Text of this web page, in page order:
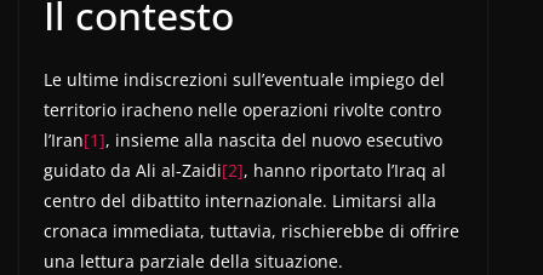
Il contesto
Le ultime indiscrezioni sull’eventuale impiego del
territorio iracheno nelle operazioni rivolte contro
l’Iran[1], insieme alla nascita del nuovo esecutivo
guidato da Ali al-Zaidi[2], hanno riportato l’Iraq al
centro del dibattito internazionale. Limitarsi alla
cronaca immediata, tuttavia, rischierebbe di offrire
una lettura parziale della situazione.